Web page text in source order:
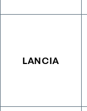
LANCIA